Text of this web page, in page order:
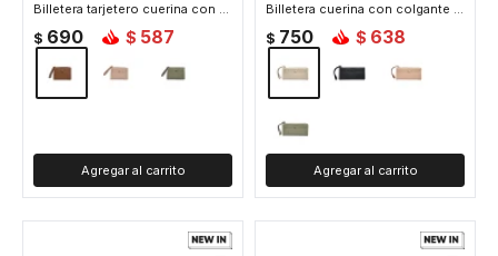
Billetera tarjetero cuerina con colgante - 11x14cm - Marron
$ 690 $ 587
Billetera cuerina con colgante - 10x19cm - Beige
$ 750 $ 638